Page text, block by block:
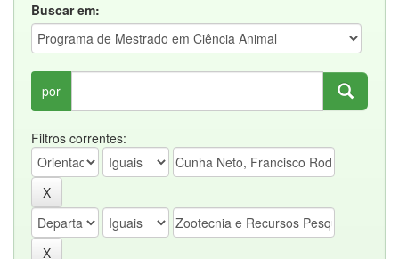
Buscar em:
por
Filtros correntes: